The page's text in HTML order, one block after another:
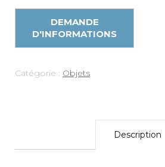
Catégorie : Objets
Description